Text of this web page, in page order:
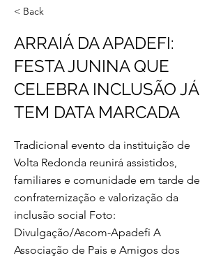
< Back
ARRAIÁ DA APADEFI:
FESTA JUNINA QUE
CELEBRA INCLUSÃO JÁ
TEM DATA MARCADA
Tradicional evento da instituição de
Volta Redonda reunirá assistidos,
familiares e comunidade em tarde de
confraternização e valorização da
inclusão social Foto:
Divulgação/Ascom-Apadefi A
Associação de Pais e Amigos dos